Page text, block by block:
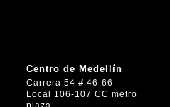
Centro de Medellín
Carrera 54 # 46-66
Local 106-107 CC metro